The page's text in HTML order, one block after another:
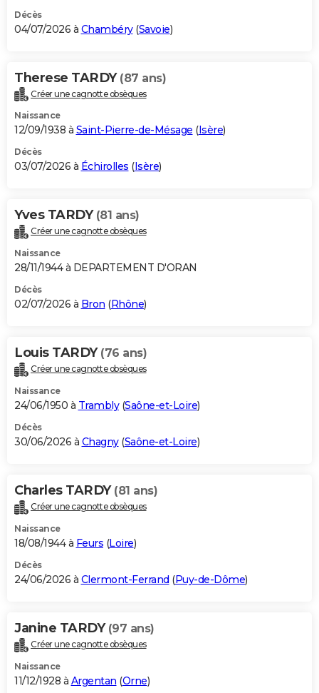
Décès
04/07/2026 à Chambéry(Savoie)
Therese TARDY (87 ans)
Créer une cagnotte obsèques
Naissance
12/09/1938 à Saint-Pierre-de-Mésage (Isère)
Décès
03/07/2026 à Échirolles (Isère)
Yves TARDY (81 ans)
Créer une cagnotte obsèques
Naissance
28/11/1944 à DEPARTEMENT D'ORAN
Décès
02/07/2026 à Bron (Rhône)
Louis TARDY (76 ans)
Créer une cagnotte obsèques
Naissance
24/06/1950 à Trambly(Saône-et-Loire)
Décès
30/06/2026 à Chagny(Saône-et-Loire)
Charles TARDY (81 ans)
Créer une cagnotte obsèques
Naissance
18/08/1944 à Feurs (Loire)
Décès
24/06/2026 à Clermont-Ferrand (Puy-de-Dôme)
Janine TARDY (97 ans)
Créer une cagnotte obsèques
Naissance
11/12/1928 à Argentan (Orne)